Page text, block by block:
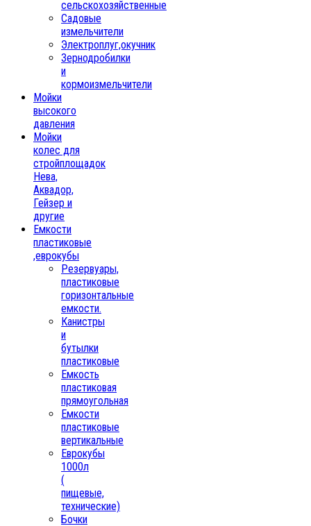
сельскохозяйственные
Садовые
измельчители
Электроплуг,окучник
Зернодробилки
и
кормоизмельчители
Мойки
высокого
давления
Мойки
колес для
стройплощадок
Нева,
Аквадор,
Гейзер и
другие
Емкости
пластиковые
,еврокубы
Резервуары,
пластиковые
горизонтальные
емкости.
Канистры
и
бутылки
пластиковые
Емкость
пластиковая
прямоугольная
Емкости
пластиковые
вертикальные
Еврокубы
1000л
(
пищевые,
технические)
Бочки